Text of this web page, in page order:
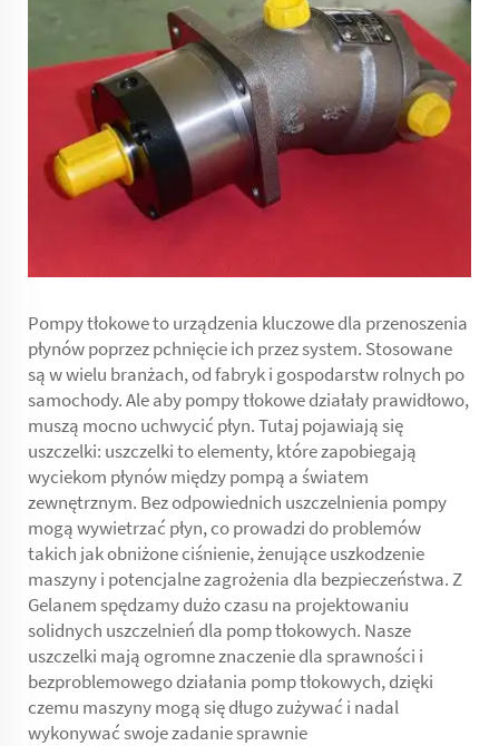
Pompy tłokowe to urządzenia kluczowe dla przenoszenia
płynów poprzez pchnięcie ich przez system. Stosowane
są w wielu branżach, od fabryk i gospodarstw rolnych po
samochody. Ale aby pompy tłokowe działały prawidłowo,
muszą mocno uchwycić płyn. Tutaj pojawiają się
uszczelki: uszczelki to elementy, które zapobiegają
wyciekom płynów między pompą a światem
zewnętrznym. Bez odpowiednich uszczelnienia pompy
mogą wywietrzać płyn, co prowadzi do problemów
takich jak obniżone ciśnienie, żenujące uszkodzenie
maszyny i potencjalne zagrożenia dla bezpieczeństwa. Z
Gelanem spędzamy dużo czasu na projektowaniu
solidnych uszczelnień dla pomp tłokowych. Nasze
uszczelki mają ogromne znaczenie dla sprawności i
bezproblemowego działania pomp tłokowych, dzięki
czemu maszyny mogą się długo zużywać i nadal
wykonywać swoje zadanie sprawnie